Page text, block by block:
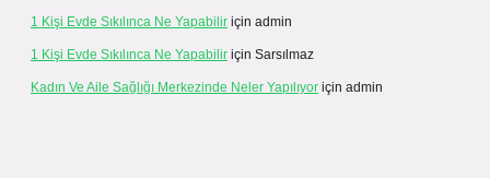
1 Kişi Evde Sıkılınca Ne Yapabilir için admin
1 Kişi Evde Sıkılınca Ne Yapabilir için Sarsılmaz
Kadın Ve Aile Sağlığı Merkezinde Neler Yapılıyor için admin